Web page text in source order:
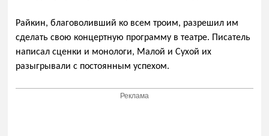
Райкин, благоволивший ко всем троим, разрешил им
сделать свою концертную программу в театре. Писатель
написал сценки и монологи, Малой и Сухой их
разыгрывали с постоянным успехом.
Реклама